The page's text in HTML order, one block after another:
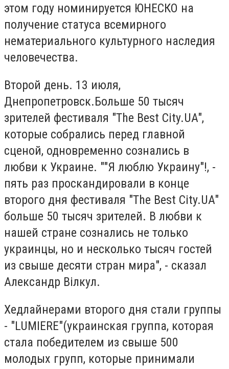
этом году номинируется ЮНЕСКО на
получение статуса всемирного
нематериального культурного наследия
человечества.
Второй день. 13 июля,
Днепропетровск.Больше 50 тысяч
зрителей фестиваля "The Best City.UA",
которые собрались перед главной
сценой, одновременно сознались в
любви к Украине. ""Я люблю Украину"!, -
пять раз проскандировали в конце
второго дня фестиваля "The Best City.UA"
больше 50 тысяч зрителей. В любви к
нашей стране сознались не только
украинцы, но и несколько тысяч гостей
из свыше десяти стран мира", - сказал
Александр Вілкул.
Хедлайнерами второго дня стали группы
- "LUMIERE"(украинская группа, которая
стала победителем из свыше 500
молодых групп, которые принимали